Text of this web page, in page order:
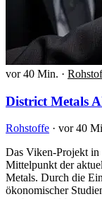
vor 40 Min. ·
District Metals
Rohstoffe · vor 40
Das Viken-Projekt in
Mittelpunkt der
Metals. Durch die
ökonomischer